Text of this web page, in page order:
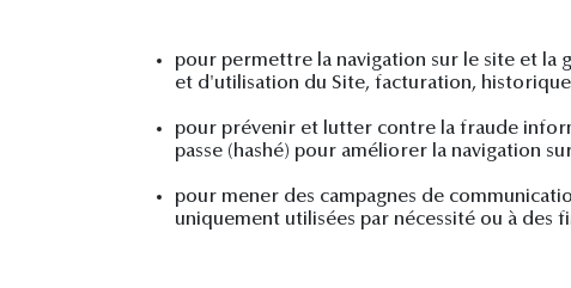
pour permettre la navigation sur le site et la
et d'utilisation du Site, facturation, historique
pour prévenir et lutter contre la fraude
passe (hashé) pour améliorer la navigation
pour mener des campagnes de
uniquement utilisées par nécessité ou à des